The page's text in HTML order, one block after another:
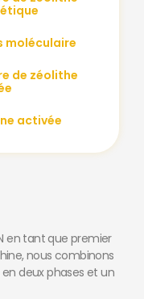
moléculaire
de zéolithe
activée
en tant que premier
nous combinons
deux phases et un